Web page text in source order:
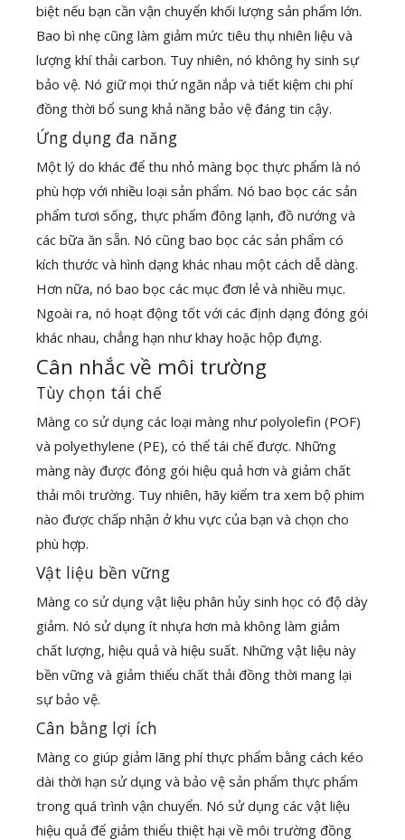
biệt nếu bạn cần vận chuyển khối lượng sản phẩm lớn.
Bao bì nhẹ cũng làm giảm mức tiêu thụ nhiên liệu và
lượng khí thải carbon. Tuy nhiên, nó không hy sinh sự
bảo vệ. Nó giữ mọi thứ ngăn nắp và tiết kiệm chi phí
đồng thời bổ sung khả năng bảo vệ đáng tin cậy.
Ứng dụng đa năng
Một lý do khác để thu nhỏ màng bọc thực phẩm là nó
phù hợp với nhiều loại sản phẩm. Nó bao bọc các sản
phẩm tươi sống, thực phẩm đông lạnh, đồ nướng và
các bữa ăn sẵn. Nó cũng bao bọc các sản phẩm có
kích thước và hình dạng khác nhau một cách dễ dàng.
Hơn nữa, nó bao bọc các mục đơn lẻ và nhiều mục.
Ngoài ra, nó hoạt động tốt với các định dạng đóng gói
khác nhau, chẳng hạn như khay hoặc hộp đựng.
Cân nhắc về môi trường
Tùy chọn tái chế
Màng co sử dụng các loại màng như polyolefin (POF)
và polyethylene (PE), có thể tái chế được. Những
màng này được đóng gói hiệu quả hơn và giảm chất
thải môi trường. Tuy nhiên, hãy kiểm tra xem bộ phim
nào được chấp nhận ở khu vực của bạn và chọn cho
phù hợp.
Vật liệu bền vững
Màng co sử dụng vật liệu phân hủy sinh học có độ dày
giảm. Nó sử dụng ít nhựa hơn mà không làm giảm
chất lượng, hiệu quả và hiệu suất. Những vật liệu này
bền vững và giảm thiểu chất thải đồng thời mang lại
sự bảo vệ.
Cân bằng lợi ích
Màng co giúp giảm lãng phí thực phẩm bằng cách kéo
dài thời hạn sử dụng và bảo vệ sản phẩm thực phẩm
trong quá trình vận chuyển. Nó sử dụng các vật liệu
hiệu quả để giảm thiểu thiệt hại về môi trường đồng